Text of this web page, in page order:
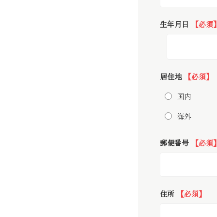
生年月日 【必須】
居住地
【必須】
国内
海外
郵便番号 【必須】
住所 【必須】